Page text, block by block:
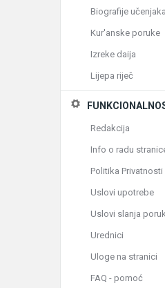
Biografije učenjaka
Kur'anske poruke
Izreke daija
Lijepa riječ
Redakcija
Info o radu
Politika Privatnosti
Uslovi upotrebe
Uslovi slanja
Urednici
Uloge na stranici
FAQ - pomoć